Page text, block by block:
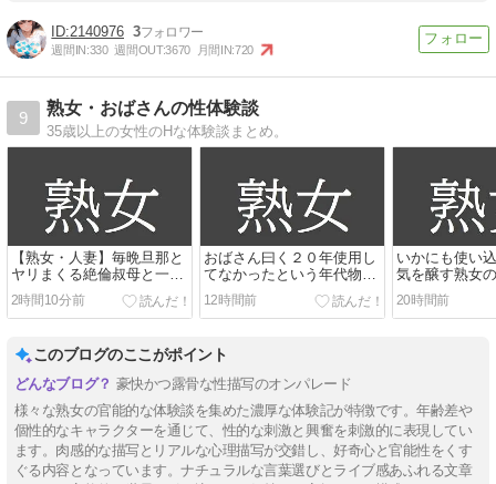
2140976 3
週間IN:330 週間OUT:3670 月間IN:720
9
熟女・おばさんの性体験談
35歳以上の女性のHな体験談まとめ。
【熟女・人妻】毎晩旦那と
ヤリまくる絶倫叔母と一泊
二日の搾精旅行 ヌカれまく
って性に目覚めた童貞の僕
は… すべて忘れて連続中出
た。
2時間10分前
おばさん曰く２０年使用し
てなかったという年代物の
オマ〇コ
12時間前
いかにも使い
気を醸す熟女
じゅぐじゅに
20時間前
このブログのここがポイント
豪快かつ露骨な性描写のオンパレード
様々な熟女の官能的な体験談を集めた濃厚な体験記が特徴です。年齢差や
個性的なキャラクターを通じて、性的な刺激と興奮を刺激的に表現してい
ます。肉感的な描写とリアルな心理描写が交錯し、好奇心と官能性をくす
ぐる内容となっています。ナチュラルな言葉選びとライブ感あふれる文章